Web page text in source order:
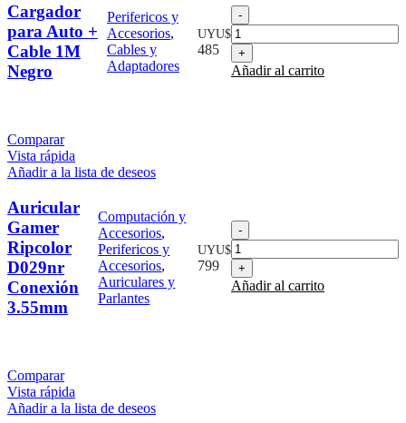
cantidad
Cargador
para Auto +
Cable 1M
Negro
Perifericos y
Accesorios,
Cables y
Adaptadores
UYU$
485
Cargador
para
Auto
+
Cable
Añadir al carrito
Comparar
Vista rápida
Añadir a la lista de deseos
Auricular
Gamer
Ripcolor
D029nr
Conexión
3.55mm
Computación y
Accesorios,
Perifericos y
Accesorios,
Auriculares y
Parlantes
UYU$
799
Auricular
Gamer
Ripcolor
D029nr
Conexión
Añadir al carrito
Comparar
Vista rápida
Añadir a la lista de deseos